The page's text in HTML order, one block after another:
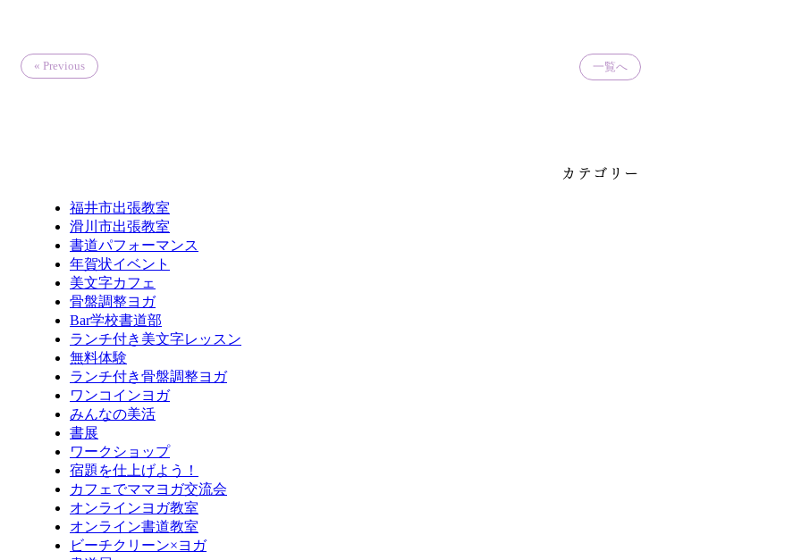
« Previous 一覧へ
カテゴリー
福井市出張教室
滑川市出張教室
書道パフォーマンス
年賀状イベント
美文字カフェ
骨盤調整ヨガ
Bar学校書道部
ランチ付き美文字レッスン
無料体験
ランチ付き骨盤調整ヨガ
ワンコインヨガ
みんなの美活
書展
ワークショップ
宿題を仕上げよう！
カフェでママヨガ交流会
オンラインヨガ教室
オンライン書道教室
ビーチクリーン×ヨガ